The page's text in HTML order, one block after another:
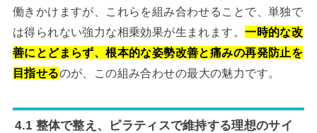
働きかけますが、これらを組み合わせることで、単独で
は得られない強力な相乗効果が生まれます。一時的な改
善にとどまらず、根本的な姿勢改善と痛みの再発防止を
目指せるのが、この組み合わせの最大の魅力です。
4.1 整体で整え、ピラティスで維持する理想のサイ